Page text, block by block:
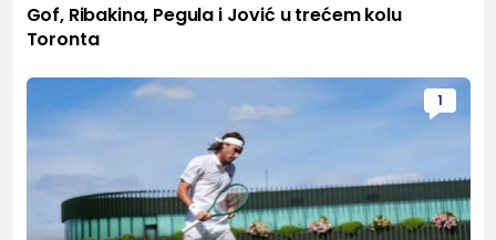
Gof, Ribakina, Pegula i Jović u trećem kolu
Toronta
1